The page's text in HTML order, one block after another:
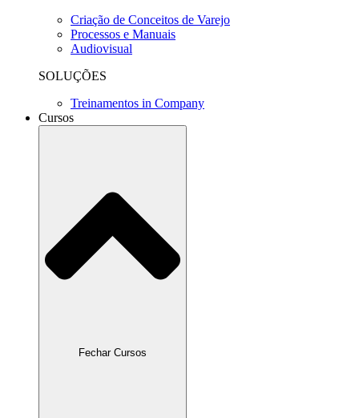
Criação de Conceitos de Varejo
Processos e Manuais
Audiovisual
SOLUÇÕES
Treinamentos in Company
Cursos
Fechar Cursos